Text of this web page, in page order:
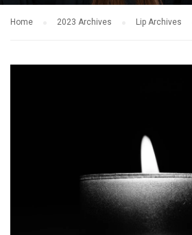
Home 2023 Archives Lip Archives